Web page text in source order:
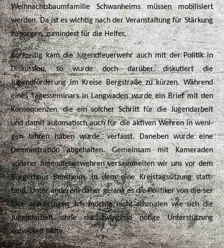
Weihnachtsbaumfamilie Schwanheims müssen mobilisiert
werden. Da ist es wichtig nach der Veranstaltung für Stärkung
zu sorgen, zumindest für die Helfer.
Kurzzeitig kam die Jugendfeuerwehr auch mit der Politik in
Diskussion, so wurde doch darüber diskutiert die
Jugendförderung im Kreise Bergstraße zu kürzen. Während
eines Tagesseminars in Langwaden wurde ein Brief mit den
Konsequenzen, die ein solcher Schritt für die Jugendarbeit
und damit automatisch auch für die aktiven Wehren in weni-
gen Jahren haben würde, verfasst. Daneben wurde eine
Demonstration abgehalten. Gemeinsam mit Kameraden
anderer Jugendfeuerwehren versammelten wir uns vor dem
Bürgerhaus Bensheim, in dem eine Kreistagssitzung statt-
fand. Unter anderem daher gelang es die Politiker von die-ser
Idee abzubringen. Ich möchte nicht ausmalen wie sich die
Jugendarbeit ohne die zwingend nötige Unterstützung
entwickelt hätte.